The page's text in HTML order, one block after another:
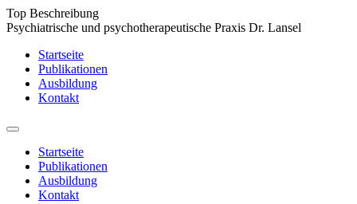
Top Beschreibung
Psychiatrische und psychotherapeutische Praxis Dr. Lansel
Startseite
Publikationen
Ausbildung
Kontakt
Startseite
Publikationen
Ausbildung
Kontakt